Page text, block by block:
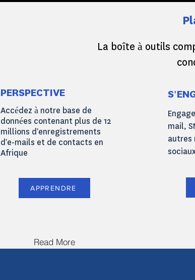
La boîte à outils
PERSPECTIVE
Accédez à notre base de
données contenant plus de 12
millions d'enregistrements
d'e-mails et de contacts en
Afrique
APPRENDRE
Read More
mail,
autres